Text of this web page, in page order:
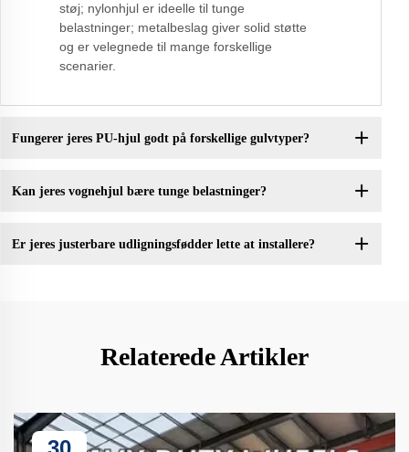
støj; nylonhjul er ideelle til tunge
belastninger; metalbeslag giver solid støtte
og er velegnede til mange forskellige
scenarier.
Fungerer jeres PU-hjul godt på forskellige gulvtyper?
Kan jeres vognehjul bære tunge belastninger?
Er jeres justerbare udligningsfødder lette at installere?
Relaterede Artikler